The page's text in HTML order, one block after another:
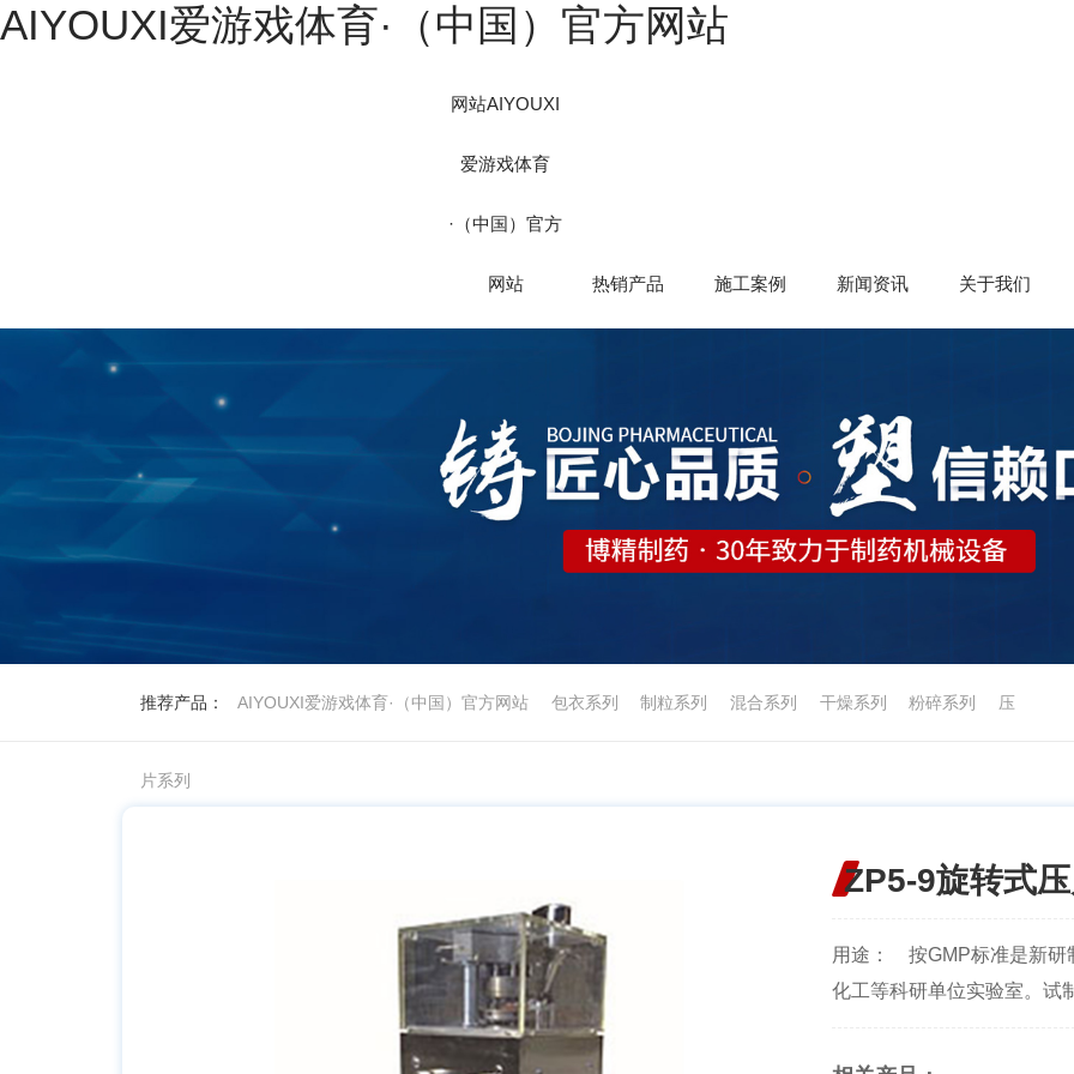
AIYOUXI爱游戏体育·（中国）官方网站
网站AIYOUXI
爱游戏体育
·（中国）官方
网站 热销产品 施工案例 新闻资讯 关于我们
推荐产品： AIYOUXI爱游戏体育·（中国）官方网站 包衣系列 制粒系列 混合系列 干燥系列 粉碎系列 压
片系列
ZP5-9旋转式
用途： 按GMP标准是新研
化工等科研单位实验室。试